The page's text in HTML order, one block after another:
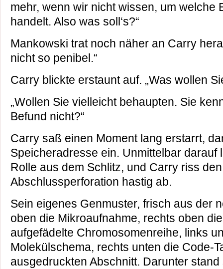
mehr, wenn wir nicht wissen, um welche
handelt. Also was soll‘s?“
Mankowski trat noch näher an Carry
nicht so penibel.“
Carry blickte erstaunt auf. „Was wollen
„Wollen Sie vielleicht behaupten. Sie
Befund nicht?“
Carry saß einen Moment lang erstarrt,
Speicheradresse ein. Unmittelbar darauf
Rolle aus dem Schlitz, und Carry riss
Abschlussperforation hastig ab.
Sein eigenes Genmuster, frisch aus der
oben die Mikroaufnahme, rechts oben
aufgefädelte Chromosomenreihe, links
Molekülschema, rechts unten die Code-
ausgedruckten Abschnitt. Darunter